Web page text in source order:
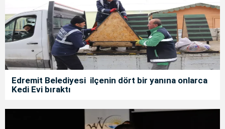
Edremit Belediyesi ilçenin dört bir yanına onlarca
Kedi Evi bıraktı